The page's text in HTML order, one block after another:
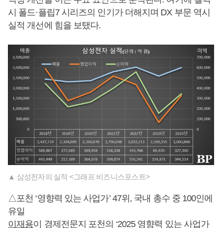
시 폴드·플립7 시리즈의 인기가 더해지며 DX 부문 역시
실적 개선에 힘을 보탰다.
▲ 삼성전자의 실적 <그래프 비즈니스포스트>
△포천 ‘영향력 있는 사업가’ 47위, 국내 총수 중 100인에
유일
이재용이 경제전문지 포천의 ‘2025 영향력 있는 사업가